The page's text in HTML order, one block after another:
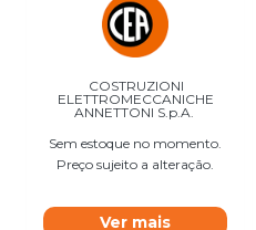
COSTRUZIONI
ELETTROMECCANICHE
ANNETTONI S.p.A.
Sem estoque no momento.
Preço sujeito a alteração.
Ver mais